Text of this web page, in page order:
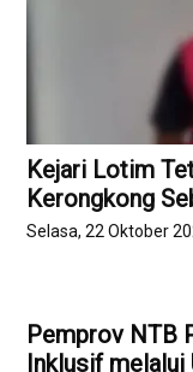
Kejari Lotim
Kerongkong
Selasa, 22 Oktober
Pemprov NTB
Inklusif melalui